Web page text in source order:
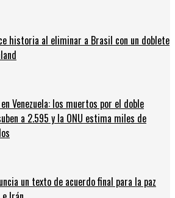
historia al eliminar a Brasil con un doblete
Venezuela: los muertos por el doble
a 2.595 y la ONU estima miles de
un texto de acuerdo final para la paz